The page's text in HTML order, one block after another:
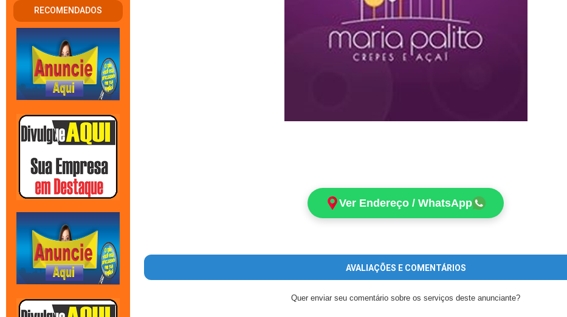
RECOMENDADOS
Ver Endereço / WhatsApp
AVALIAÇÕES E COMENTÁRIOS
Quer enviar seu comentário sobre os serviços deste anunciante?